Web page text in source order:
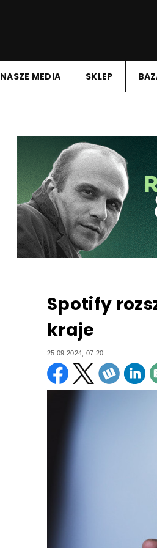
NASZE MEDIA SKLEP
Spotify
kraje
25.09.2024, 07:20